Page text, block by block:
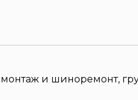
и шиноремонт,